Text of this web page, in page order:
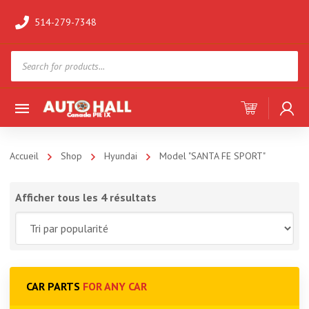
514-279-7348
search
Accueil Shop Hyundai Model "SANTA FE SPORT"
Afficher tous les 4 résultats
CAR PARTS FOR ANY CAR